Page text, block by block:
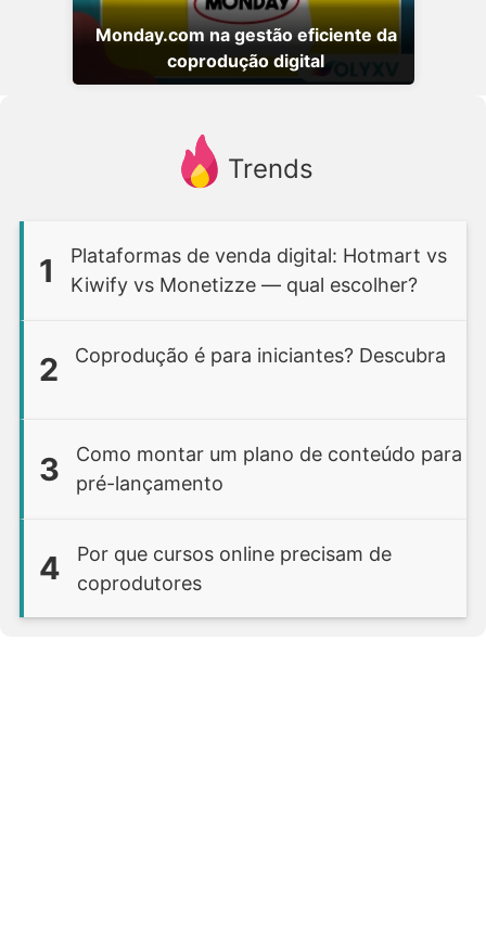
Monday.com na gestão eficiente da
coprodução digital
Trends
1
Plataformas de venda digital: Hotmart vs
Kiwify vs Monetizze — qual escolher?
2 Coprodução é para iniciantes? Descubra
3
Como montar um plano de conteúdo para
pré-lançamento
4
Por que cursos online precisam de
coprodutores